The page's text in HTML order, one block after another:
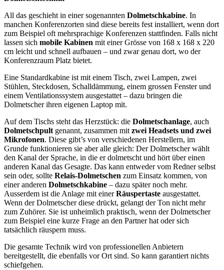
All das geschieht in einer sogenannten Dolmetschkabine. In
manchen Konferenzorten sind diese bereits fest installiert, wenn dort
zum Beispiel oft mehrsprachige Konferenzen stattfinden. Falls nicht
lassen sich mobile Kabinen mit einer Grösse von 168 x 168 x 220
cm leicht und schnell aufbauen – und zwar genau dort, wo der
Konferenzraum Platz bietet.
Eine Standardkabine ist mit einem Tisch, zwei Lampen, zwei
Stühlen, Steckdosen, Schalldämmung, einem grossen Fenster und
einem Ventilationssystem ausgestattet – dazu bringen die
Dolmetscher ihren eigenen Laptop mit.
Auf dem Tischs steht das Herzstück: die Dolmetschanlage, auch
Dolmetschpult genannt, zusammen mit zwei Headsets und zwei
Mikrofonen. Diese gibt’s von verschiedenen Herstellern, im
Grunde funktionieren sie aber alle gleich: Der Dolmetscher wählt
den Kanal der Sprache, in die er dolmetscht und hört über einen
anderen Kanal das Gesagte. Das kann entweder vom Redner selbst
sein oder, sollte Relais-Dolmetschen zum Einsatz kommen, von
einer anderen Dolmetschkabine – dazu später noch mehr.
Ausserdem ist die Anlage mit einerRäuspertaste ausgestattet.
Wenn der Dolmetscher diese drückt, gelangt der Ton nicht mehr
zum Zuhörer. Sie ist unheimlich praktisch, wenn der Dolmetscher
zum Beispiel eine kurze Frage an den Partner hat oder sich
tatsächlich räuspern muss.
Die gesamte Technik wird von professionellen Anbietern
bereitgestellt, die ebenfalls vor Ort sind. So kann garantiert nichts
schiefgehen.